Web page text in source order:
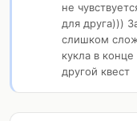
не
для друга)))
слишком
кукла в
другой квест